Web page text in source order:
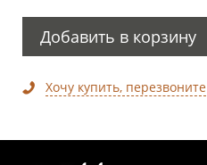
Добавить в корзину
Хочу купить, перезвоните